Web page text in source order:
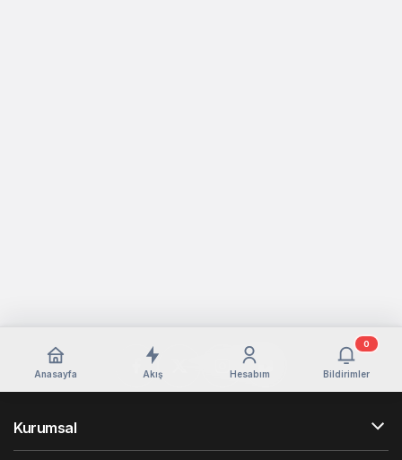
Anasayfa Akış Hesabım Bildirimler
0
Kurumsal